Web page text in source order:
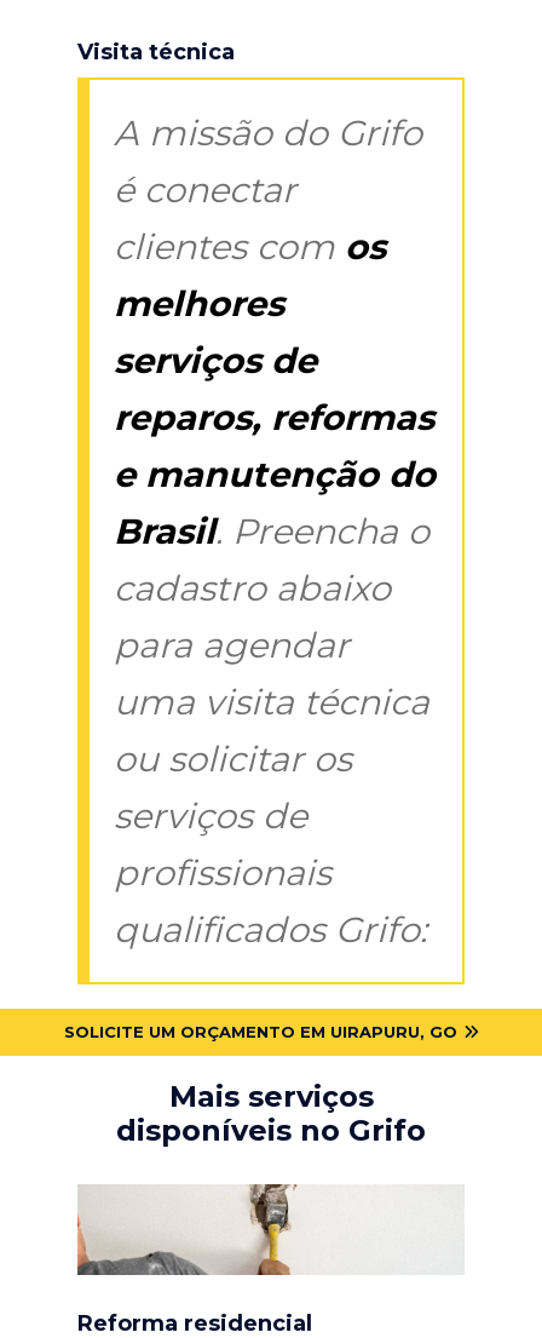
Visita técnica
A missão do Grifo
é conectar
clientes com os
melhores
serviços de
reparos, reformas
e manutenção do
Brasil. Preencha o
cadastro abaixo
para agendar
uma visita técnica
ou solicitar os
serviços de
profissionais
qualificados Grifo:
SOLICITE UM ORÇAMENTO EM UIRAPURU, GO
Mais serviços
disponíveis no Grifo
Reforma residencial